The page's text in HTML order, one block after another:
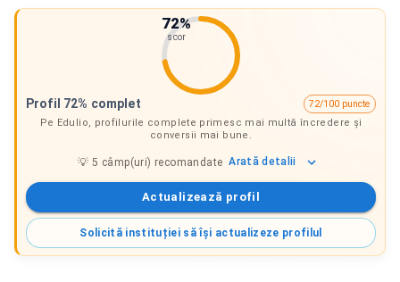
72%
scor
Profil 72% complet
72/100 puncte
Pe Edulio, profilurile complete primesc mai multă încredere și
conversii mai bune.
💡5 câmp(uri) recomandate Arată detalii
Actualizează profil
Solicită instituției să își actualizeze profilul